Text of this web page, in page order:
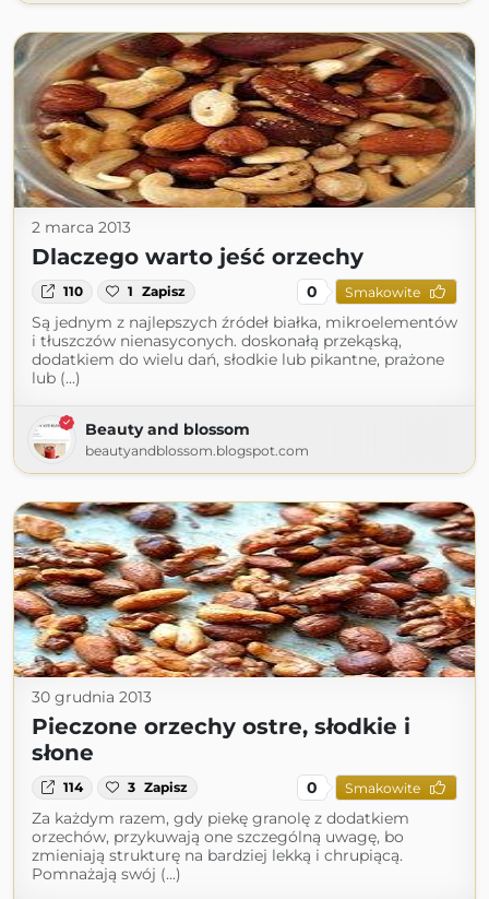
2 marca 2013
Dlaczego warto jeść orzechy
110 1 Zapisz 0 Smakowite
Są jednym z najlepszych źródeł białka, mikroelementów
i tłuszczów nienasyconych. doskonałą przekąską,
dodatkiem do wielu dań, słodkie lub pikantne, prażone
lub (...)
Beauty and blossom
beautyandblossom.blogspot.com
30 grudnia 2013
Pieczone orzechy ostre, słodkie i
słone
114 3 Zapisz 0 Smakowite
Za każdym razem, gdy piekę granolę z dodatkiem
orzechów, przykuwają one szczególną uwagę, bo
zmieniają strukturę na bardziej lekką i chrupiącą.
Pomnażają swój (...)